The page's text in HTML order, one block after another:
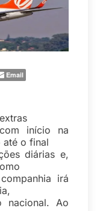
Email
início na
até o final
diárias e,
irá
nacional. Ao